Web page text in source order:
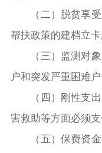
（二） 脱贫享
帮扶政策的建档立卡
（三）
监测对
户和突发严重困难
（四）
刚性支
害救助等方面必须
（五）保费资